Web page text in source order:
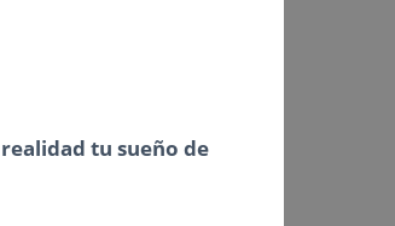
tu sueño de